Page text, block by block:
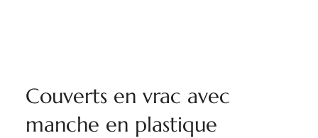
Couverts en vrac avec
manche en plastique